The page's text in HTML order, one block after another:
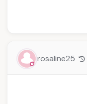
rosaline25